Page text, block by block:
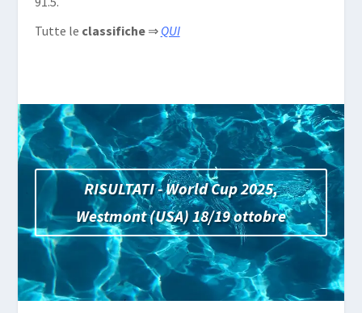
Tutte le classifiche⇒ QUI
RISULTATI - World Cup 2025,
Westmont (USA) 18/19 ottobre